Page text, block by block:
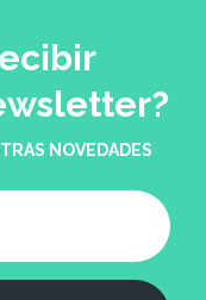
NOVEDADES